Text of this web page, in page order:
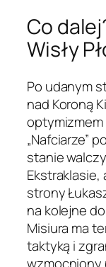
Co
Wisły
Po udanym
nad Koroną
„Nafciarze”
stanie
Ekstraklasie,
strony
na kolejne
Misiura ma
taktyką i
wzmocniony